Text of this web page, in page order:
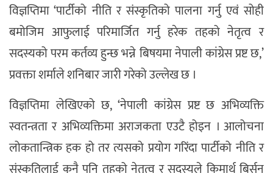
विज्ञप्तिमा ‘पार्टीको नीति र संस्कृतिको पालना गर्नु एवं सोही
बमोजिम आफुलाई परिमार्जित गर्नु हरेक तहको नेतृत्व र
सदस्यको परम कर्तव्य हुन्छ भन्ने बिषयमा नेपाली कांग्रेस प्रष्ट छ,’
प्रवक्ता शर्माले शनिबार जारी गरेको उल्लेख छ ।
विज्ञप्तिमा लेखिएको छ, ‘नेपाली कांग्रेस प्रष्ट छ अभिव्यक्ति
स्वतन्त्रता र अभिव्यक्तिमा अराजकता एउटै होइन । आलोचना
लोकतान्त्रिक हक हो तर त्यसको प्रयोग गरिंदा पार्टीको नीति र